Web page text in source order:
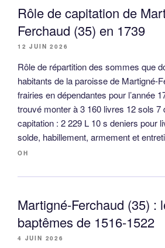
Rôle de capitation de
Ferchaud (35) en 1739
12 JUIN 2026
Rôle de répartition des sommes que
habitants de la paroisse de Martigné-
frairies en dépendantes pour l’année
trouvé monter à 3 160 livres 12 sols 7
capitation : 2 229 L 10 s deniers pour
solde, habillement, armement et
OH
Martigné-Ferchaud (35) :
baptêmes de 1516-1522
4 JUIN 2026